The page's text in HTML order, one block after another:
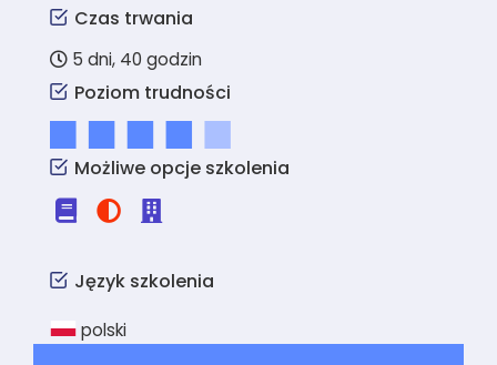
Czas trwania
5 dni, 40 godzin
Poziom trudności
Możliwe opcje szkolenia
Język szkolenia
polski